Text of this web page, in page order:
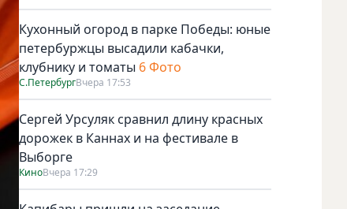
Кухонный огород в парке Победы: юные
петербуржцы высадили кабачки,
клубнику и томаты 6 Фото
С.ПетербургВчера 17:53
Сергей Урсуляк сравнил длину красных
дорожек в Каннах и на фестивале в
Выборге
КиноВчера 17:29